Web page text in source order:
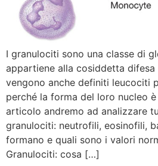
I granulociti sono una classe di
appartiene alla cosiddetta difesa
vengono anche definiti leucociti
perché la forma del loro nucleo
articolo andremo ad analizzare
granulociti: neutrofili, eosinofili,
formano e quali sono i valori
Granulociti: cosa […]